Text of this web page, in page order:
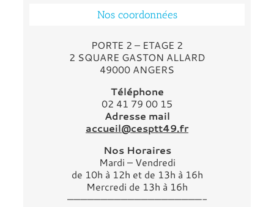
Nos coordonnées
PORTE 2 – ETAGE 2
2 SQUARE GASTON ALLARD
49000 ANGERS
Téléphone
02 41 79 00 15
Adresse mail
accueil@cesptt49.fr
Nos Horaires
Mardi – Vendredi
de 10h à 12h et de 13h à 16h
Mercredi de 13h à 16h
————————————————————-